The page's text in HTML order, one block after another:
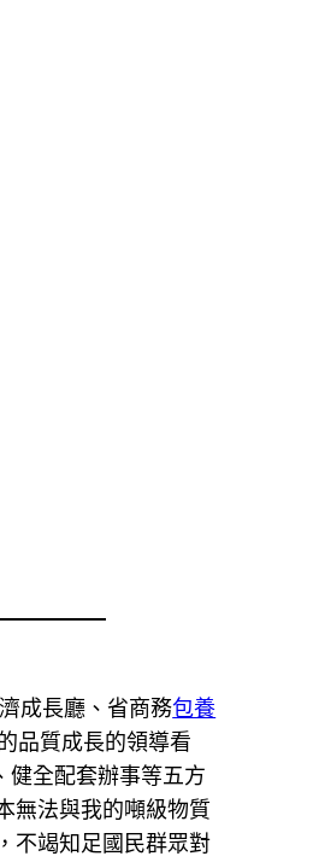
成長廳、省商務包養
品質成長的領導看
健全配套辦事等五方
無法與我的噸級物質
不竭知足國民群眾對